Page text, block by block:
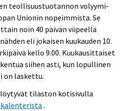
teollisuustuotannon volyymi-
Unionin nopeimmista. Se
noin 40 päivän viipeellä
eli jokaisen kuukauden 10.
kello 9.00. Kuukausittaiset
siihen asti, kun lopullinen
on laskettu.
tilaston kotisivulla
.